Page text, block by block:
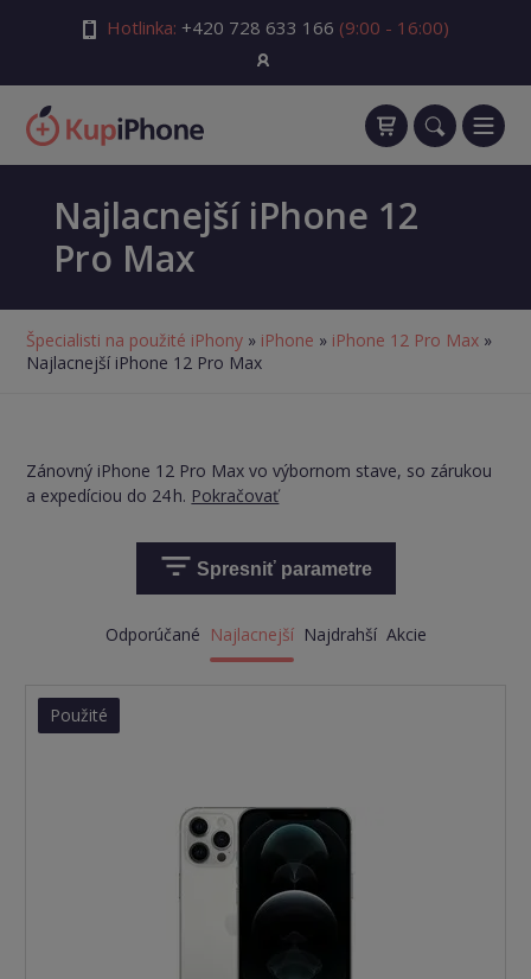
Hotlinka: +420 728 633 166 (9:00 - 16:00)
Najlacnejší iPhone 12
Pro Max
Špecialisti na použité iPhony » iPhone » iPhone 12 Pro Max »
Najlacnejší iPhone 12 Pro Max
Zánovný iPhone 12 Pro Max vo výbornom stave, so zárukou
a expedíciou do 24 h. Pokračovať
Spresniť parametre
Odporúčané Najlacnejší Najdrahší Akcie
Použité